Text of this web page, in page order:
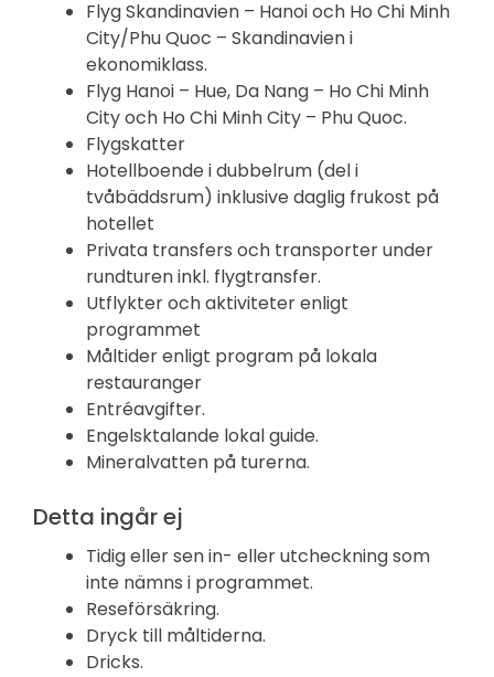
Flyg Skandinavien – Hanoi och Ho Chi Minh
City/Phu Quoc – Skandinavien i
ekonomiklass.
Flyg Hanoi – Hue, Da Nang – Ho Chi Minh
City och Ho Chi Minh City – Phu Quoc.
Flygskatter
Hotellboende i dubbelrum (del i
tvåbäddsrum) inklusive daglig frukost på
hotellet
Privata transfers och transporter under
rundturen inkl. flygtransfer.
Utflykter och aktiviteter enligt
programmet
Måltider enligt program på lokala
restauranger
Entréavgifter.
Engelsktalande lokal guide.
Mineralvatten på turerna.
Detta ingår ej
Tidig eller sen in- eller utcheckning som
inte nämns i programmet.
Reseförsäkring.
Dryck till måltiderna.
Dricks.